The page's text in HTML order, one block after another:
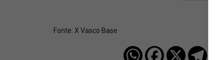
Fonte: X Vasco Base